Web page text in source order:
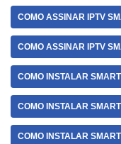
COMO ASSINAR IPTV
COMO ASSINAR IPTV
COMO INSTALAR
COMO INSTALAR
COMO INSTALAR